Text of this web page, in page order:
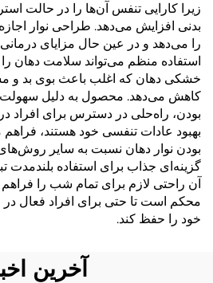
زیرا کارایی تنفس آن‌ها را در حالت
بدنی افزایش می‌دهد. طراحی نوار
را می‌دهد و در عین حال مزایای
استفاده منظم می‌تواند سلامت دهان را
خشکی دهان که اغلب باعث بوی بد و
کاهش می‌دهد. محصول به دلیل سهولت
بودن، راه‌حلی در دسترس برای افراد
بهبود عادات تنفسی خود هستند،
بودن نوار دهان نسبت به سایر روش‌های
گزینه‌ای جذاب برای استفاده بلندمدت
آن راحتی لازم برای تمام شب را
محکم است تا حتی برای افراد فعال
خود را حفظ کند.
آخرین